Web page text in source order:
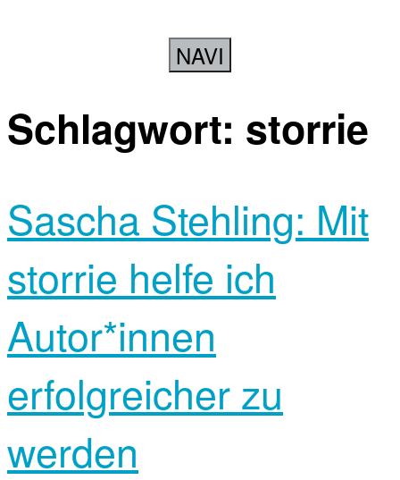
NAVI
Schlagwort: storrie
Sascha Stehling: Mit
storrie helfe ich
Autor*innen
erfolgreicher zu
werden